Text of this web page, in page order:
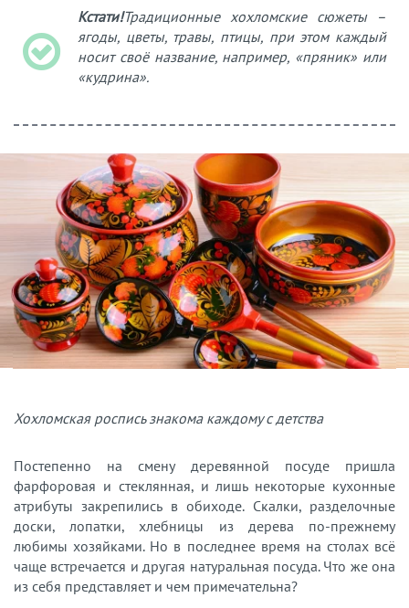
Кстати!Традиционные хохломские сюжеты –
ягоды, цветы, травы, птицы, при этом каждый
носит своё название, например, «пряник» или
«кудрина».
Хохломская роспись знакома каждому с детства
Постепенно на смену деревянной посуде пришла
фарфоровая и стеклянная, и лишь некоторые кухонные
атрибуты закрепились в обиходе. Скалки, разделочные
доски, лопатки, хлебницы из дерева по-прежнему
любимы хозяйками. Но в последнее время на столах всё
чаще встречается и другая натуральная посуда. Что же она
из себя представляет и чем примечательна?